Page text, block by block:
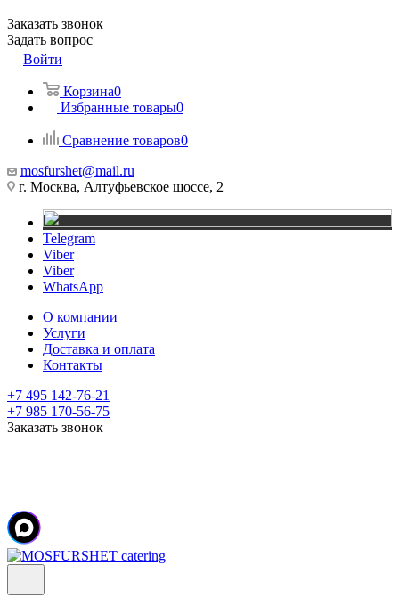
Заказать звонок
Задать вопрос
Войти
Корзина0
Избранные товары0
Сравнение товаров0
mosfurshet@mail.ru
г. Москва, Алтуфьевское шоссе, 2
Telegram
Viber
Viber
WhatsApp
О компании
Услуги
Доставка и оплата
Контакты
+7 495 142-76-21
+7 985 170-56-75
Заказать звонок